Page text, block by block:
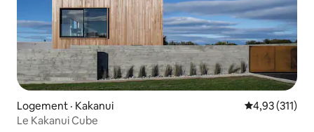
Logement · Kakanui Note
4,93 (311)
Le Kakanui Cube